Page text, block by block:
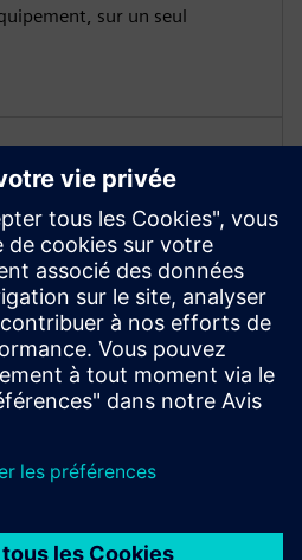
sur un seul
reporting pour configurer et
par actif, configurer la
rapport, définir le cycle de
des rapports et attribuer un
d'e-mails.